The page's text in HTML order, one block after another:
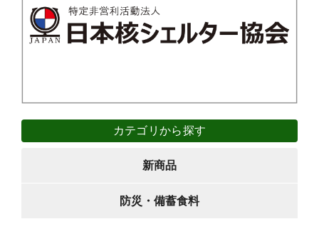
カテゴリから探す
新商品
防災・備蓄食料